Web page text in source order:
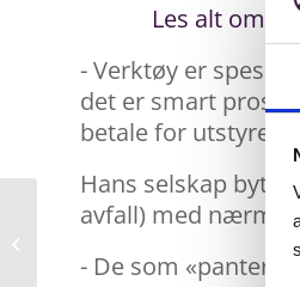
Les alt om
- Verktøy er
det er smart
betale for utstyret,
Hans selskap
avfall) med
- De som «panter»
I dag slukker FM-nettet
på Østlandet